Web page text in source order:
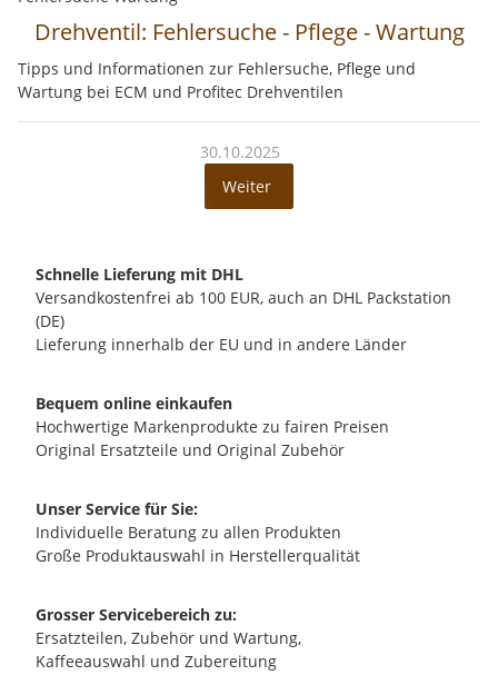
Drehventil: Fehlersuche - Pflege - Wartung
Tipps und Informationen zur Fehlersuche, Pflege und
Wartung bei ECM und Profitec Drehventilen
30.10.2025
Weiter
Schnelle Lieferung mit DHL
Versandkostenfrei ab 100 EUR, auch an DHL Packstation
(DE)
Lieferung innerhalb der EU und in andere Länder
Bequem online einkaufen
Hochwertige Markenprodukte zu fairen Preisen
Original Ersatzteile und Original Zubehör
Unser Service für Sie:
Individuelle Beratung zu allen Produkten
Große Produktauswahl in Herstellerqualität
Grosser Servicebereich zu:
Ersatzteilen, Zubehör und Wartung,
Kaffeeauswahl und Zubereitung